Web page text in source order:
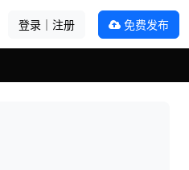
登录｜注册 免费发布